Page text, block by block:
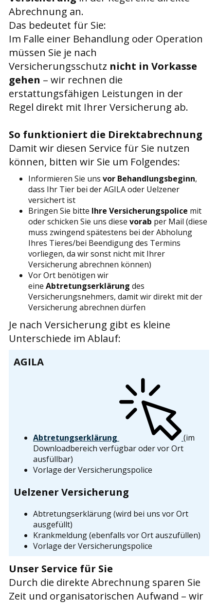
Abrechnung an.
Das bedeutet für Sie:
Im Falle einer Behandlung oder Operation
müssen Sie je nach
Versicherungsschutz nicht in Vorkasse
gehen – wir rechnen die
erstattungsfähigen Leistungen in der
Regel direkt mit Ihrer Versicherung ab.
So funktioniert die Direktabrechnung
Damit wir diesen Service für Sie nutzen
können, bitten wir Sie um Folgendes:
Informieren Sie uns vor Behandlungsbeginn,
dass Ihr Tier bei der AGILA oder Uelzener
versichert ist
Bringen Sie bitte Ihre Versicherungspolice mit
oder schicken Sie uns diese vorab per Mail (diese
muss zwingend spätestens bei der Abholung
Ihres Tieres/bei Beendigung des Termins
vorliegen, da wir sonst nicht mit Ihrer
Versicherung abrechnen können)
Vor Ort benötigen wir
eine Abtretungserklärung des
Versicherungsnehmers, damit wir direkt mit der
Versicherung abrechnen dürfen
Je nach Versicherung gibt es kleine
Unterschiede im Ablauf:
AGILA
Abtretungserklärung
(im
Downloadbereich verfügbar oder vor Ort
ausfüllbar)
Vorlage der Versicherungspolice
Uelzener Versicherung
Abtretungserklärung (wird bei uns vor Ort
ausgefüllt)
Krankmeldung (ebenfalls vor Ort auszufüllen)
Vorlage der Versicherungspolice
Unser Service für Sie
Durch die direkte Abrechnung sparen Sie
Zeit und organisatorischen Aufwand – wir